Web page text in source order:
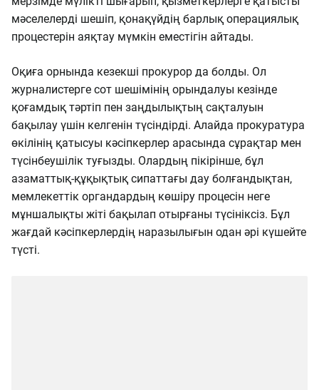
мәселелерді шешіп, қонақүйдің барлық операциялық
процестерін аяқтау мүмкін еместігін айтады.
Оқиға орнында кезекші прокурор да болды. Ол
журналистерге сот шешімінің орындалуы кезінде
қоғамдық тәртіп пен заңдылықтың сақталуын
бақылау үшін келгенін түсіндірді. Алайда прокуратура
өкілінің қатысуы кәсіпкерлер арасында сұрақтар мен
түсінбеушілік туғызды. Олардың пікірінше, бұл
азаматтық-құқықтық сипаттағы дау болғандықтан,
мемлекеттік органдардың көшіру процесін неге
мұншалықты жіті бақылап отырғаны түсініксіз. Бұл
жағдай кәсіпкерлердің наразылығын одан әрі күшейте
түсті.